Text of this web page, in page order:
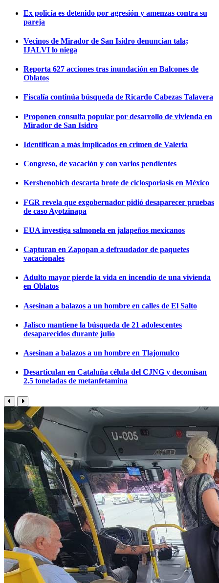
Ex policía es detenido por agresión y amenzas contra su
pareja
Vecinos de Mirador de San Isidro denuncian tala;
IJALVI lo niega
Reporta 627 acciones tras inundación en Balcones de
Oblatos
Fiscalía continúa búsqueda de Ricardo Cabezas Talavera
Proponen consulta popular por desarrollo de vivienda en
Mirador de San Isidro
Identifican a más implicados en crimen de Valeria
Congreso, de vacación y con varios pendientes
Kershenobich descarta brote de ciclosporiasis en México
FGR revela que exgobernador pidió desaparecer pruebas
de caso Ayotzinapa
EUA investiga salmonela en jalapeños mexicanos
Capturan en Zapopan a defraudador de paquetes
vacacionales
Adulto mayor pierde la vida en incendio de una vivienda
en Oblatos
Asesinan a balazos a un hombre en calles de El Salto
Jalisco mantiene la búsqueda de 21 adolescentes
desaparecidos durante julio
Asesinan a balazos a un hombre en Tlajomulco
Desarticulan en Cataluña célula del CJNG y decomisan
2.5 toneladas de metanfetamina